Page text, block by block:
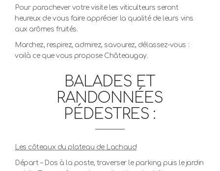
Pour parachever votre visite les viticulteurs seront
heureux de vous faire apprécier la qualité de leurs vins
aux arômes fruités.
Marchez, respirez, admirez, savourez, délassez-vous :
voilà ce que vous propose Châteaugay.
BALADES ET
RANDONNÉES
PÉDESTRES :
Les côteaux du plateau de Lachaud
Départ – Dos à la poste, traverser le parking puis le jardin